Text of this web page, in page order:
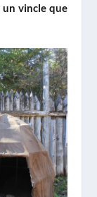
un vincle que